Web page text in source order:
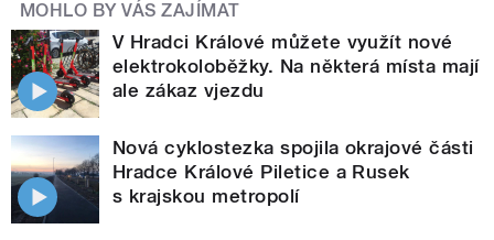
MOHLO BY VÁS ZAJÍMAT
V Hradci Králové můžete využít nové
elektrokoloběžky. Na některá místa mají
ale zákaz vjezdu
Nová cyklostezka spojila okrajové části
Hradce Králové Piletice a Rusek
s krajskou metropolí